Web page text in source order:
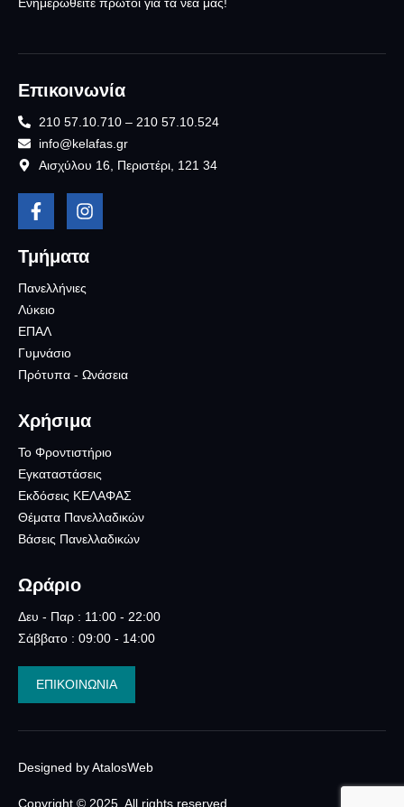
Ενημερωθείτε πρώτοι για τα νέα μας!
Επικοινωνία
210 57.10.710 – 210 57.10.524
info@kelafas.gr
Αισχύλου 16, Περιστέρι, 121 34
Τμήματα
Πανελλήνιες
Λύκειο
ΕΠΑΛ
Γυμνάσιο
Πρότυπα - Ωνάσεια
Χρήσιμα
Το Φροντιστήριο
Εγκαταστάσεις
Εκδόσεις ΚΕΛΑΦΑΣ
Θέματα Πανελλαδικών
Βάσεις Πανελλαδικών
Ωράριο
Δευ - Παρ : 11:00 - 22:00
Σάββατο : 09:00 - 14:00
ΕΠΙΚΟΙΝΩΝΙΑ
Designed by AtalosWeb
Copyright © 2025. All rights reserved.